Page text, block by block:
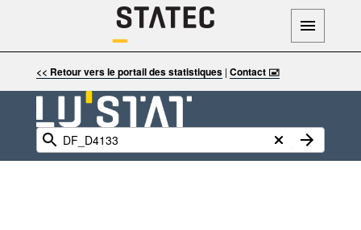
<< Retour vers le portail des statistiques| Contact 🖃